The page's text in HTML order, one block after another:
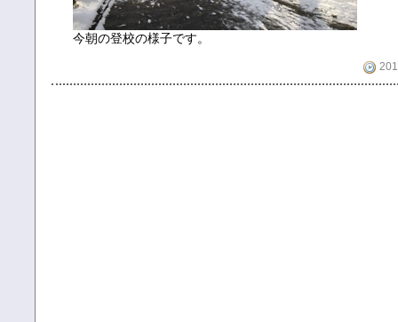
今朝の登校の様子です。